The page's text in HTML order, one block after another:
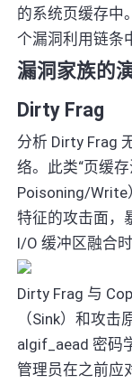
的系统页缓存中
个漏洞利用链条
漏洞家族的
Dirty Frag
分析 Dirty Frag
络。此类“页缓
Poisoning/Write
特征的攻击面，
I/O 缓冲区融合
Dirty Frag 与
（Sink）和攻
algif_aead 密码
管理员在之前应